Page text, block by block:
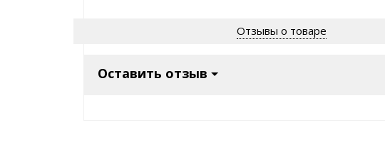
Отзывы о товаре
Оставить отзыв